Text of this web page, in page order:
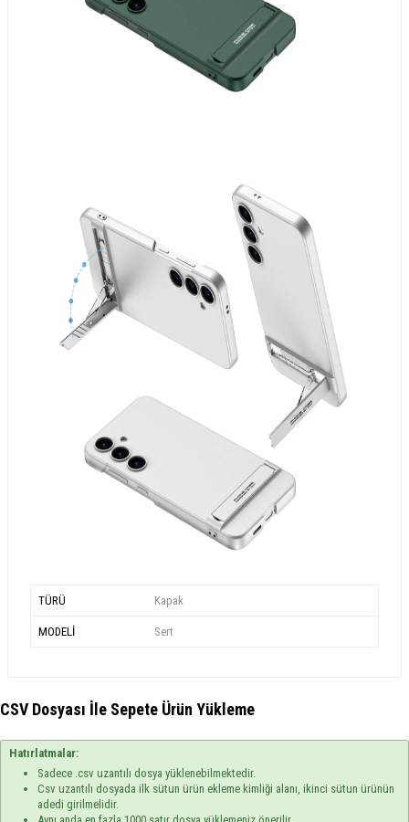
TÜRÜ Kapak
MODELİ Sert
CSV Dosyası İle Sepete Ürün Yükleme
Hatırlatmalar:
Sadece .csv uzantılı dosya yüklenebilmektedir.
Csv uzantılı dosyada ilk sütun ürün ekleme kimliği alanı, ikinci sütun ürünün
adedi girilmelidir.